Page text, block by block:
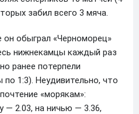
забил всего 3 мяча.
обыграл «Черноморец»
нижнекамцы каждый раз
ранее потерпели
1:3). Неудивительно, что
«морякам»:
— 2.03, на ничью — 3.36,